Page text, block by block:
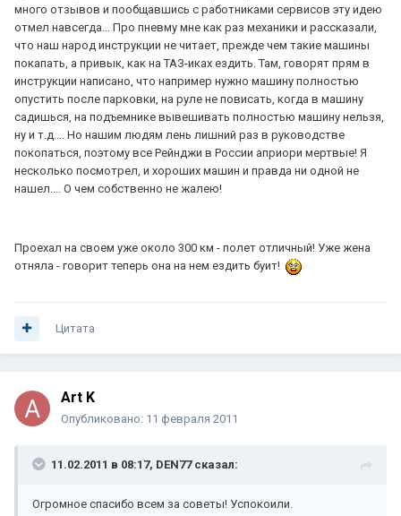
много отзывов и пообщавшись с работниками сервисов эту идею
отмел навсегда... Про пневму мне как раз механики и рассказали,
что наш народ инструкции не читает, прежде чем такие машины
покапать, а привык, как на ТАЗ-иках ездить. Там, говорят прям в
инструкции написано, что например нужно машину полностью
опустить после парковки, на руле не повисать, когда в машину
садишься, на подъемнике вывешивать полностью машину нельзя,
ну и т.д.... Но нашим людям лень лишний раз в руководстве
покопаться, поэтому все Рейнджи в России априори мертвые! Я
несколько посмотрел, и хороших машин и правда ни одной не
нашел.... О чем собственно не жалею!
Проехал на своем уже около 300 км - полет отличный! Уже жена
отняла - говорит теперь она на нем ездить буит!
Цитата
Art K
Опубликовано: 11 февраля 2011
11.02.2011 в 08:17, DEN77 сказал:
Огромное спасибо всем за советы! Успокоили.